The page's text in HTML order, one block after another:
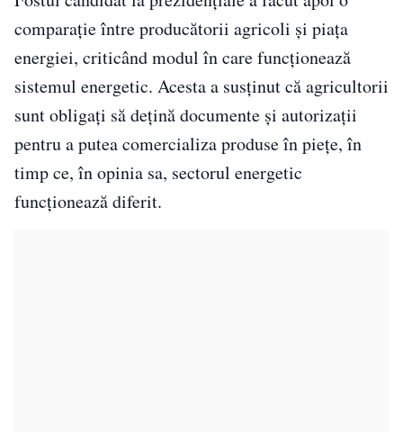
comparație între producătorii agricoli și piața
energiei, criticând modul în care funcționează
sistemul energetic. Acesta a susținut că agricultorii
sunt obligați să dețină documente și autorizații
pentru a putea comercializa produse în piețe, în
timp ce, în opinia sa, sectorul energetic
funcționează diferit.